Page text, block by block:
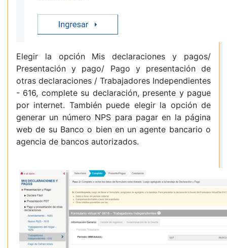
Elegir la opción Mis declaraciones y pagos/
Presentación y pago/ Pago y presentación de
otras declaraciones / Trabajadores Independientes
- 616, complete su declaración, presente y pague
por internet. También puede elegir la opción de
generar un número NPS para pagar en la página
web de su Banco o bien en un agente bancario o
agencia de bancos autorizados.